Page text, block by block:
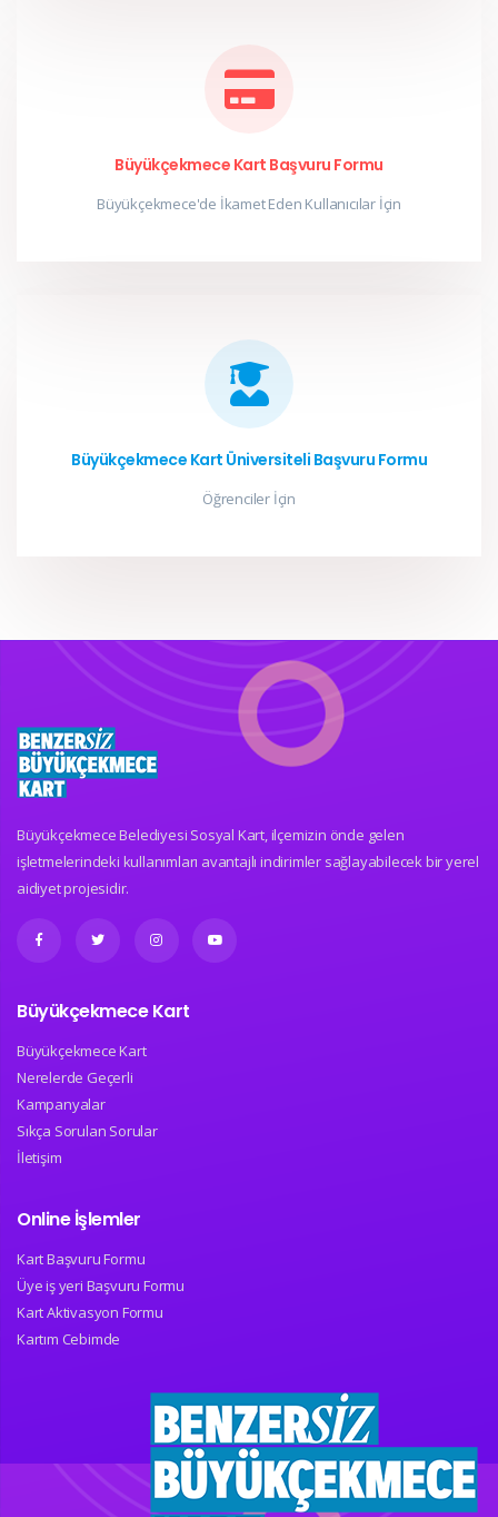
Büyükçekmece Kart Başvuru Formu
Büyükçekmece'de İkamet Eden Kullanıcılar İçin
Büyükçekmece Kart Üniversiteli Başvuru Formu
Öğrenciler İçin
Büyükçekmece Belediyesi Sosyal Kart, ilçemizin önde gelen
işletmelerindeki kullanımları avantajlı indirimler sağlayabilecek bir yerel
aidiyet projesidir.
Büyükçekmece Kart
Büyükçekmece Kart
Nerelerde Geçerli
Kampanyalar
Sıkça Sorulan Sorular
İletişim
Online İşlemler
Kart Başvuru Formu
Üye iş yeri Başvuru Formu
Kart Aktivasyon Formu
Kartım Cebimde